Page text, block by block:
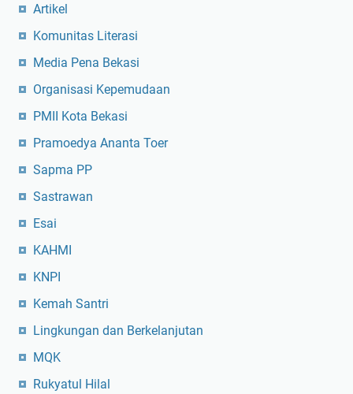
Artikel
Komunitas Literasi
Media Pena Bekasi
Organisasi Kepemudaan
PMII Kota Bekasi
Pramoedya Ananta Toer
Sapma PP
Sastrawan
Esai
KAHMI
KNPI
Kemah Santri
Lingkungan dan Berkelanjutan
MQK
Rukyatul Hilal